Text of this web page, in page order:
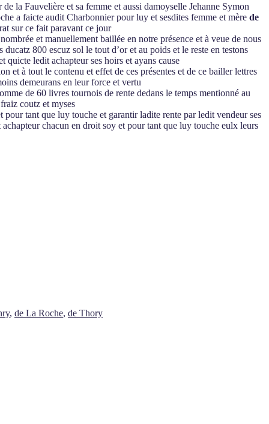
la Fauvelière et sa femme et aussi damoyselle Jehanne Symon
a faicte audit Charbonnier pour luy et sesdites femme et mère de
sur ce fait paravant ce jour
et manuellement baillée en notre présence et à veue de nous
800 escuz sol le tout d’or et au poids et le reste en testons
quicte ledit achapteur ses hoirs et ayans cause
et à tout le contenu et effet de ces présentes et de ce bailler lettres
demeurans en leur force et vertu
de 60 livres tournois de rente dedans le temps mentionné au
coutz et myses
tant que luy touche et garantir ladite rente par ledit vendeur ses
chacun en droit soy et pour tant que luy touche eulx leurs
, de La Roche, de Thory